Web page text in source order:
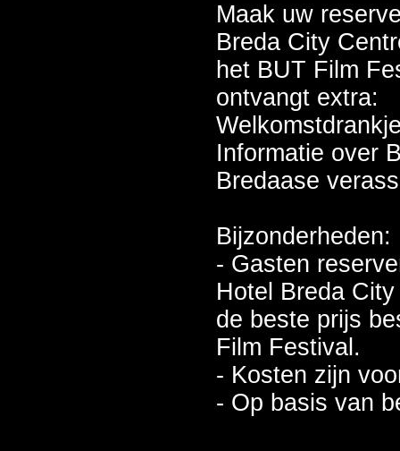
Maak uw
Breda City
het BUT Film
ontvangt extra:
Informatie over
Bredaase
Bijzonderheden:
- Gasten
Hotel Breda
de beste prijs
Film Festival.
- Kosten zijn
- Op basis van